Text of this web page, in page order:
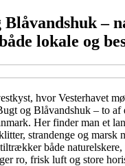
Blåvandshuk –
lokale og
hvor Vesterhavet
og Blåvandshuk – to af
Her finder man et
strandenge og marsk
både
ro, frisk luft og store